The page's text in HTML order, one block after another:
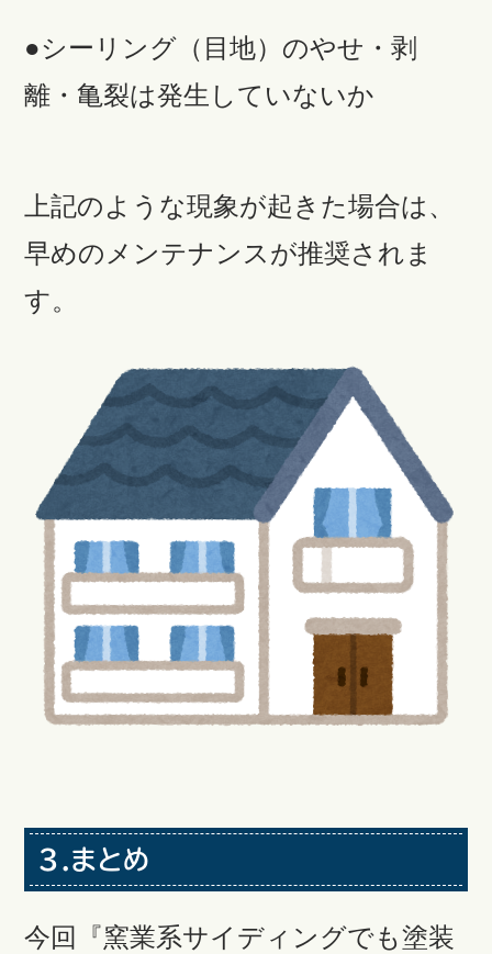
●シーリング（目地）のやせ・剥
離・亀裂は発生していないか
上記のような現象が起きた場合は、
早めのメンテナンスが推奨されま
す。
３.まとめ
今回『窯業系サイディングでも塗装